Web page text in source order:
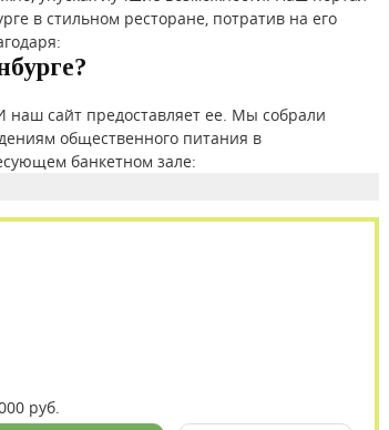
в стильном ресторане, потратив на его
сайт предоставляет ее. Мы собрали
общественного питания в
банкетном зале:
руб.